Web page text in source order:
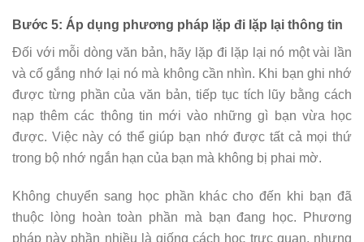
Bước 5: Áp dụng phương pháp lặp đi lặp lại thông tin
Đối với mỗi dòng văn bản, hãy lặp đi lặp lại nó một vài lần
và cố gắng nhớ lại nó mà không cần nhìn. Khi bạn ghi nhớ
được từng phần của văn bản, tiếp tục tích lũy bằng cách
nạp thêm các thông tin mới vào những gì bạn vừa học
được. Việc này có thể giúp bạn nhớ được tất cả mọi thứ
trong bộ nhớ ngắn hạn của bạn mà không bị phai mờ.
Không chuyển sang học phần khác cho đến khi bạn đã
thuộc lòng hoàn toàn phần mà bạn đang học. Phương
pháp này phần nhiều là giống cách học trực quan, nhưng